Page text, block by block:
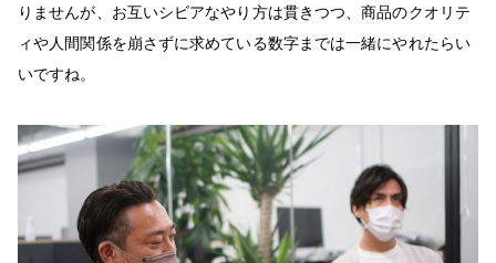
りませんが、お互いシビアなやり方は貫きつつ、商品のクオリテ
ィや人間関係を崩さずに求めている数字までは一緒にやれたらい
いですね。